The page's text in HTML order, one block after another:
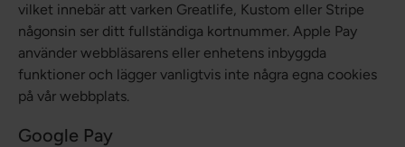
vilket innebär att varken Greatlife, Kustom eller Stripe
någonsin ser ditt fullständiga kortnummer. Apple Pay
använder webbläsarens eller enhetens inbyggda
funktioner och lägger vanligtvis inte några egna cookies
på vår webbplats.
Google Pay